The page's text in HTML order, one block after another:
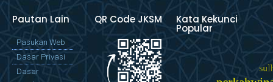
Pautan Lain
Pasukan Web
Dasar Privasi
Dasar
QR Code JKSM Kata Kekunci
Popular